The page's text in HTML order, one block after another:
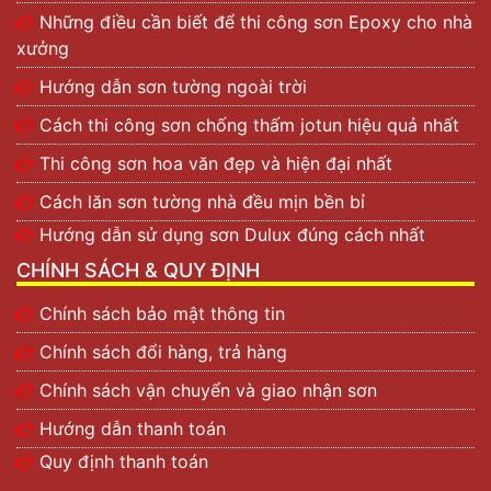
Sơn nội thất dòng Tamado
Plus
Tamado Gol
Tamado Gol là sơn nội thất cao cấp, giúp giữ cho bề
dụng công nghệ Colour Guard giúp màng sơn luôn giữ
được vẻ đẹp tươi mới, không bị phai màu. Đối với
những gia đình có con nhỏ, căn nhà sẽ giúp trẻ thỏa
sức khám phá, vui chơi và phát triển, không sợ tường
nhà bị bám bẩn.
Đến với sơn Tamado Gol giúp bề mặng nhẵn mịn, luôn
Những điều cần biết để thi công sơn Epoxy cho nhà
xưởng
Hướng dẫn sơn tường ngoài trời
Cách thi công sơn chống thấm jotun hiệu quả nhất
Thi công sơn hoa văn đẹp và hiện đại nhất
Cách lăn sơn tường nhà đều mịn bền bỉ
Hướng dẫn sử dụng sơn Dulux đúng cách nhất
CHÍNH SÁCH & QUY ĐỊNH
Chính sách bảo mật thông tin
Chính sách đổi hàng, trả hàng
Chính sách vận chuyển và giao nhận sơn
Hướng dẫn thanh toán
Quy định thanh toán